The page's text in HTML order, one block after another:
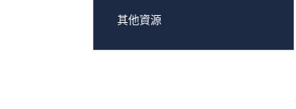
其他資源